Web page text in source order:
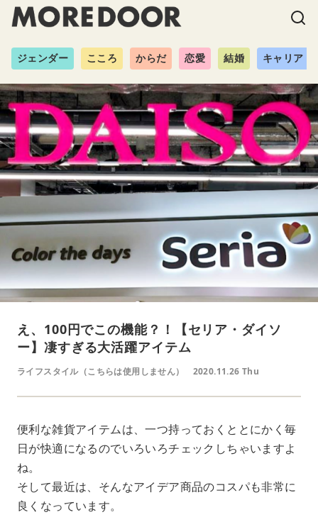
ジェンダー こころ からだ 恋愛 結婚 キャリア
え、100円でこの機能？！【セリア・ダイソ
ー】凄すぎる大活躍アイテム
ライフスタイル（こちらは使用しません） 2020.11.26 Thu
便利な雑貨アイテムは、一つ持っておくととにかく毎
日が快適になるのでいろいろチェックしちゃいますよ
ね。
そして最近は、そんなアイデア商品のコスパも非常に
良くなっています。